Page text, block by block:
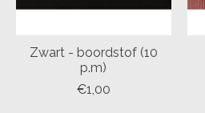
Zwart - boordstof (10
p.m)
€1,00